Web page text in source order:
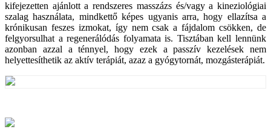
kifejezetten ajánlott a rendszeres masszázs és/vagy a kineziológiai
szalag használata, mindkettő képes ugyanis arra, hogy ellazítsa a
krónikusan feszes izmokat, így nem csak a fájdalom csökken, de
felgyorsulhat a regenerálódás folyamata is. Tisztában kell lennünk
azonban azzal a ténnyel, hogy ezek a passzív kezelések nem
helyettesíthetik az aktív terápiát, azaz a gyógytornát, mozgásterápiát.